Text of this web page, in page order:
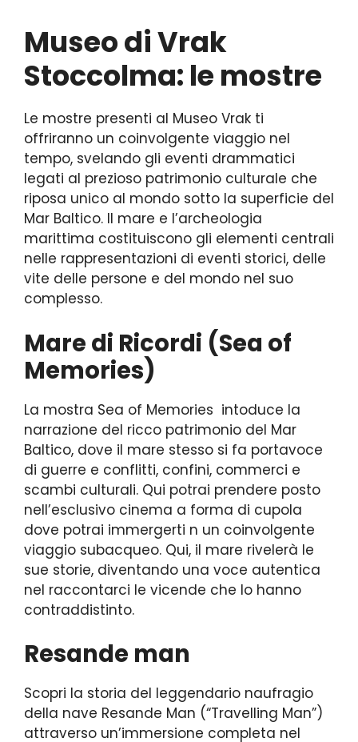
Museo di Vrak
Stoccolma: le mostre
Le mostre presenti al Museo Vrak ti
offriranno un coinvolgente viaggio nel
tempo, svelando gli eventi drammatici
legati al prezioso patrimonio culturale che
riposa unico al mondo sotto la superficie del
Mar Baltico. Il mare e l’archeologia
marittima costituiscono gli elementi centrali
nelle rappresentazioni di eventi storici, delle
vite delle persone e del mondo nel suo
complesso.
Mare di Ricordi (Sea of
Memories)
La mostra Sea of Memories intoduce la
narrazione del ricco patrimonio del Mar
Baltico, dove il mare stesso si fa portavoce
di guerre e conflitti, confini, commerci e
scambi culturali. Qui potrai prendere posto
nell’esclusivo cinema a forma di cupola
dove potrai immergerti n un coinvolgente
viaggio subacqueo. Qui, il mare rivelerà le
sue storie, diventando una voce autentica
nel raccontarci le vicende che lo hanno
contraddistinto.
Resande man
Scopri la storia del leggendario naufragio
della nave Resande Man (“Travelling Man”)
attraverso un’immersione completa nel